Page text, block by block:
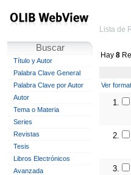
Buscar
Título y Autor
Palabra Clave General
Palabra Clave por Autor
Autor
Tema o Materia
Series
Revistas
Tesis
Libros Electrónicos
Avanzada
Lista de
Hay 8
Ver
1.
2.
3.